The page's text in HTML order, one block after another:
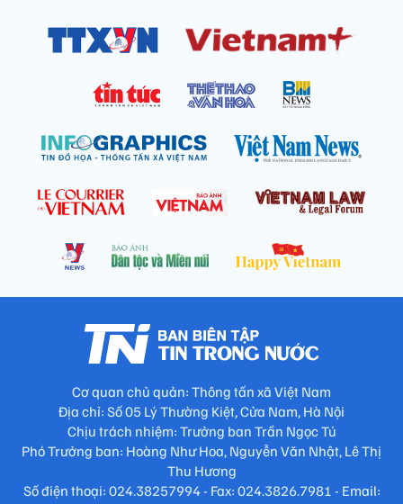
Cơ quan chủ quản: Thông tấn xã Việt Nam
Địa chỉ: Số 05 Lý Thường Kiệt, Cửa Nam, Hà Nội
Chịu trách nhiệm: Trưởng ban Trần Ngọc Tú
Phó Trưởng ban: Hoàng Như Hoa, Nguyễn Văn Nhật, Lê Thị
Thu Hương
Số điện thoại: 024.38257994 - Fax: 024.3826.7981 - Email: